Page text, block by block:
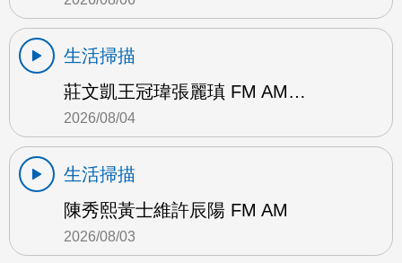
生活掃描
莊文凱王冠瑋張麗瑱 FM AM…
2026/08/04
生活掃描
陳秀熙黃士維許辰陽 FM AM
2026/08/03